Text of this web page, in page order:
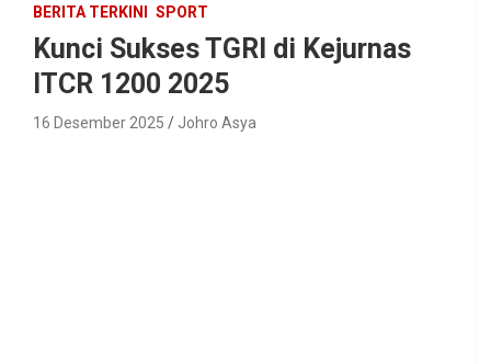
BERITA TERKINI SPORT
Kunci Sukses TGRI di Kejurnas
ITCR 1200 2025
16 Desember 2025 Johro Asya